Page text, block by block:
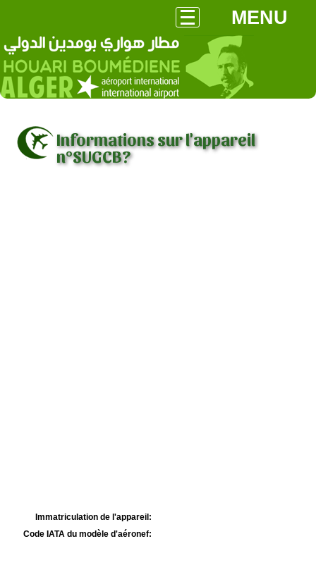
MENU
Informations sur l'appareil
n°SUGCB?
Immatriculation de l'appareil:
Code IATA du modèle d'aéronef: